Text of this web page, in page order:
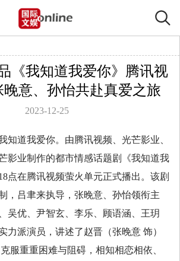
《我知道我爱你》腾讯视
意、孙怡共赴真爱之旅
2023-12-25
知道我爱你。由腾讯视频、光芒影业、
影业制作的都市情感话题剧《我知道我
点在腾讯视频萤火单元正式播出。该剧
，吕聿来执导，张晚意、孙怡领衔主
吴优、尹智玄、李乐、顾语涵、王玥
力派演员，讲述了赵晋（张晚意 饰）
服重重困难与阻碍，相知相恋相依、